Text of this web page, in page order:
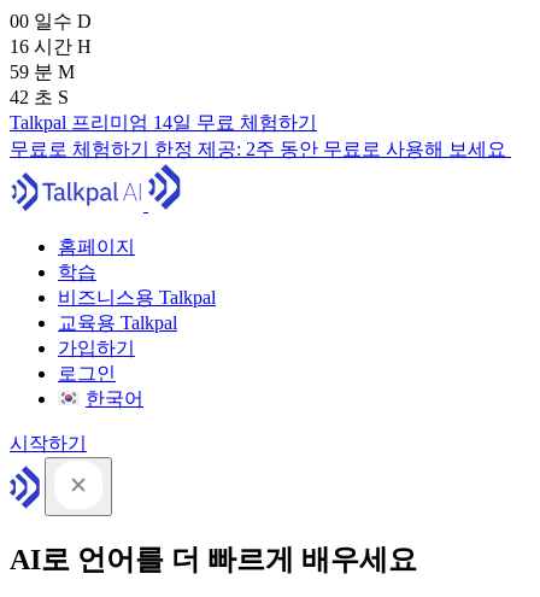
00 일수 D
16 시간 H
59 분 M
41 초 S
Talkpal 프리미엄 14일 무료 체험하기
무료로 체험하기 한정 제공: 2주 동안 무료로 사용해 보세요
홈페이지
학습
비즈니스용 Talkpal
교육용 Talkpal
가입하기
로그인
한국어
시작하기
AI로 언어를 더 빠르게 배우세요